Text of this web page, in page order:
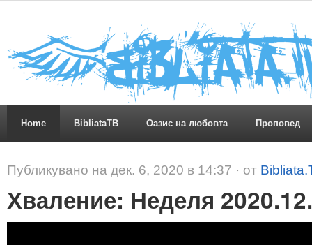
Home BibliataTB Оазис на любовта Проповед
Публикувано на дек. 6, 2020 в 14:37 · от
Хваление: Неделя